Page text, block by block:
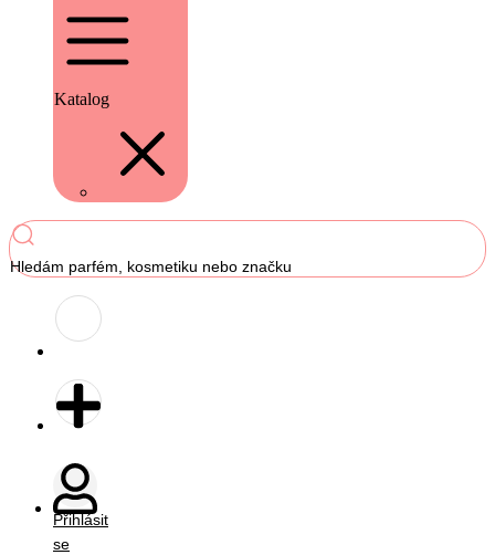
Katalog
Hledám parfém, kosmetiku nebo značku
Přihlásit
se